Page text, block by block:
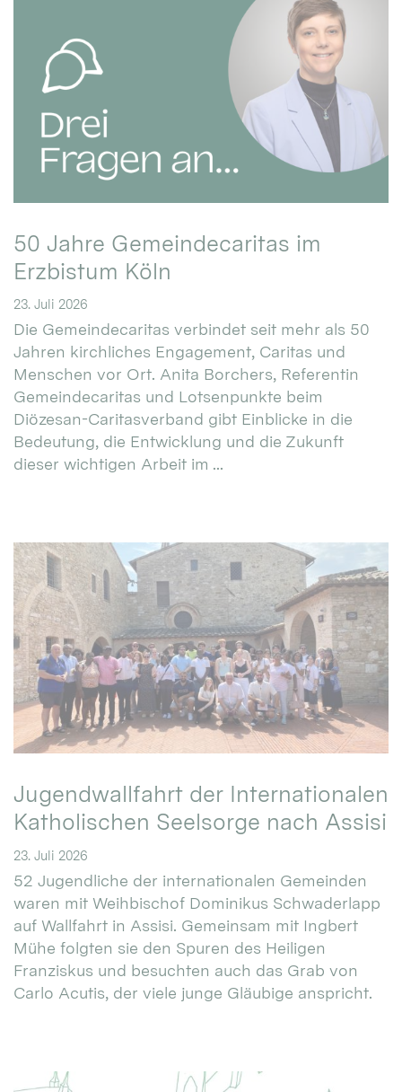
50 Jahre Gemeindecaritas im
Erzbistum Köln
23. Juli 2026
Die Gemeindecaritas verbindet seit mehr als 50
Jahren kirchliches Engagement, Caritas und
Menschen vor Ort. Anita Borchers, Referentin
Gemeindecaritas und Lotsenpunkte beim
Diözesan-Caritasverband gibt Einblicke in die
Bedeutung, die Entwicklung und die Zukunft
dieser wichtigen Arbeit im ...
Jugendwallfahrt der Internationalen
Katholischen Seelsorge nach Assisi
23. Juli 2026
52 Jugendliche der internationalen Gemeinden
waren mit Weihbischof Dominikus Schwaderlapp
auf Wallfahrt in Assisi. Gemeinsam mit Ingbert
Mühe folgten sie den Spuren des Heiligen
Franziskus und besuchten auch das Grab von
Carlo Acutis, der viele junge Gläubige anspricht.